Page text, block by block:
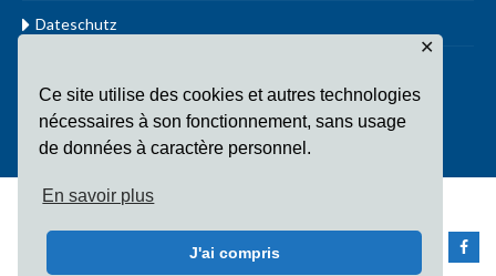
Ce site utilise des cookies et autres technologies
nécessaires à son fonctionnement, sans usage
de données à caractère personnel.
En savoir plus
J'ai compris
✕
Dateschutz
Copyright Fondation Sainte-Irmine All Rights Reserved